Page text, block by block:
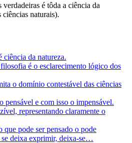
é tôda a ciência da
ciências naturais).
ciência da natureza.
é o esclarecimento lógico dos
o domínio contestável das ciências
pensável e com isso o impensável.
representando claramente o
que pode ser pensado o pode
se deixa exprimir, deixa-se…